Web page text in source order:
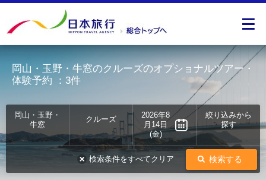
岡山・玉野・牛窓のクルーズのオプショナルツアー・
体験予約 ：3件
岡山・玉野・
牛窓
クルーズ
2026年8
月14日
(金)
絞り込みから
探す
検索する
検索条件をすべてクリア